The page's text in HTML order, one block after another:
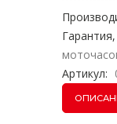
Артикул: